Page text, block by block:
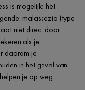
is mogelijk; het
malassezia (type
niet direct door
als je
daarom je
in het geval van
helpen je op weg.